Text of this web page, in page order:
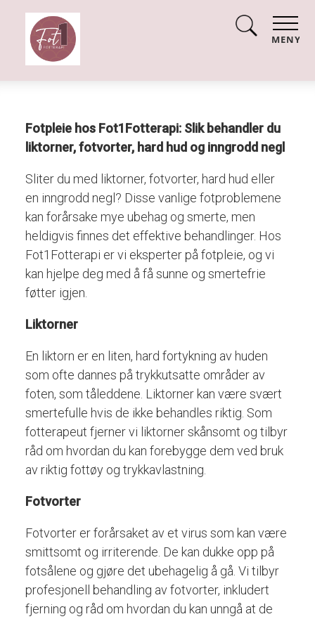
MENY
Fotpleie hos Fot1Fotterapi: Slik behandler du
liktorner, fotvorter, hard hud og inngrodd negl
Sliter du med liktorner, fotvorter, hard hud eller
en inngrodd negl? Disse vanlige fotproblemene
kan forårsake mye ubehag og smerte, men
heldigvis finnes det effektive behandlinger. Hos
Fot1Fotterapi er vi eksperter på fotpleie, og vi
kan hjelpe deg med å få sunne og smertefrie
føtter igjen.
Liktorner
En liktorn er en liten, hard fortykning av huden
som ofte dannes på trykkutsatte områder av
foten, som tåleddene. Liktorner kan være svært
smertefulle hvis de ikke behandles riktig. Som
fotterapeut fjerner vi liktorner skånsomt og tilbyr
råd om hvordan du kan forebygge dem ved bruk
av riktig fottøy og trykkavlastning.
Fotvorter
Fotvorter er forårsaket av et virus som kan være
smittsomt og irriterende. De kan dukke opp på
fotsålene og gjøre det ubehagelig å gå. Vi tilbyr
profesjonell behandling av fotvorter, inkludert
fjerning og råd om hvordan du kan unngå at de